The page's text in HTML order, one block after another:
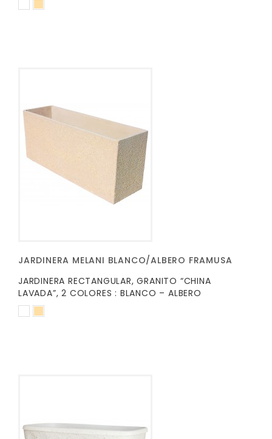
JARDINERA MELANI BLANCO/ALBERO FRAMUSA
JARDINERA RECTANGULAR, GRANITO “CHINA
LAVADA”, 2 COLORES : BLANCO – ALBERO